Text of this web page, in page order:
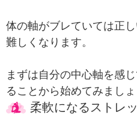
体の軸がブレていては正
難しくなります。
まずは自分の中心軸を感
柔軟になるストレ